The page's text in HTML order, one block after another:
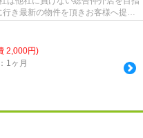
き最新の物件を頂きお客様へ提供
2,000円)
1ヶ月